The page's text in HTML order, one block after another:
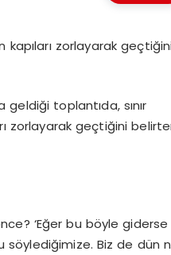
kapıları zorlayarak geçtiğini
toplantıda, sınır
zorlayarak geçtiğini
‘Eğer bu böyle giderse
söylediğimize. Biz de dün